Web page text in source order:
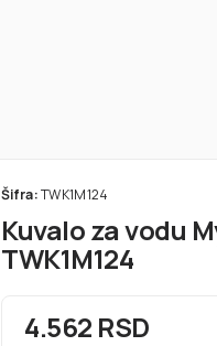
Šifra:TWK1M124
Kuvalo za vodu
TWK1M124
4.562 RSD